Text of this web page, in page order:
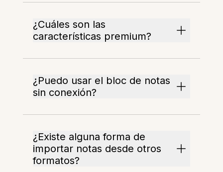
¿Cuáles son las
características premium?
¿Puedo usar el bloc de notas
sin conexión?
¿Existe alguna forma de
importar notas desde otros
formatos?